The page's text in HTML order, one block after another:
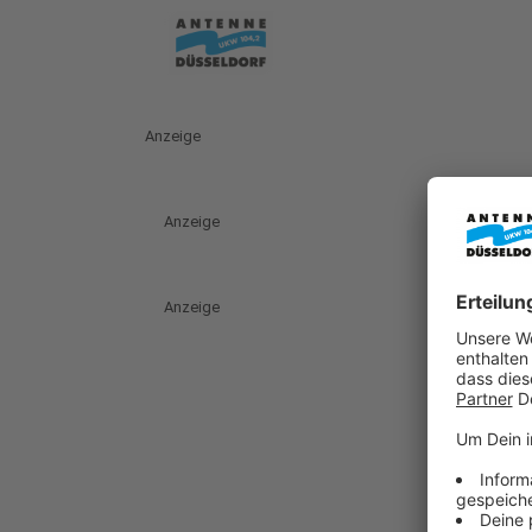
Anzeige
Anzeige
Anzeige